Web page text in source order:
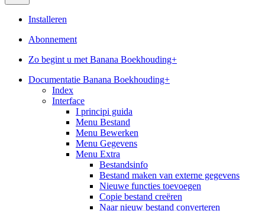
Installeren
Abonnement
Zo begint u met Banana Boekhouding+
Documentatie Banana Boekhouding+
Index
Interface
I principi guida
Menu Bestand
Menu Bewerken
Menu Gegevens
Menu Extra
Bestandsinfo
Bestand maken van externe gegevens
Nieuwe functies toevoegen
Copie bestand creëren
Naar nieuw bestand converteren